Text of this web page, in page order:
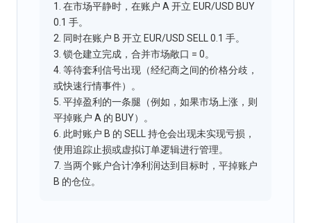
1. 在市场平静时，在账户 A 开立 EUR/USD BUY
0.1 手。
2. 同时在账户 B 开立 EUR/USD SELL 0.1 手。
3. 锁仓建立完成，合并市场敞口 = 0。
4. 等待套利信号出现（经纪商之间的价格分歧，
或快速行情事件）。
5. 平掉盈利的一条腿（例如，如果市场上涨，则
平掉账户 A 的 BUY）。
6. 此时账户 B 的 SELL 持仓会出现未实现亏损，
使用追踪止损或虚拟订单逻辑进行管理。
7. 当两个账户合计净利润达到目标时，平掉账户
B 的仓位。